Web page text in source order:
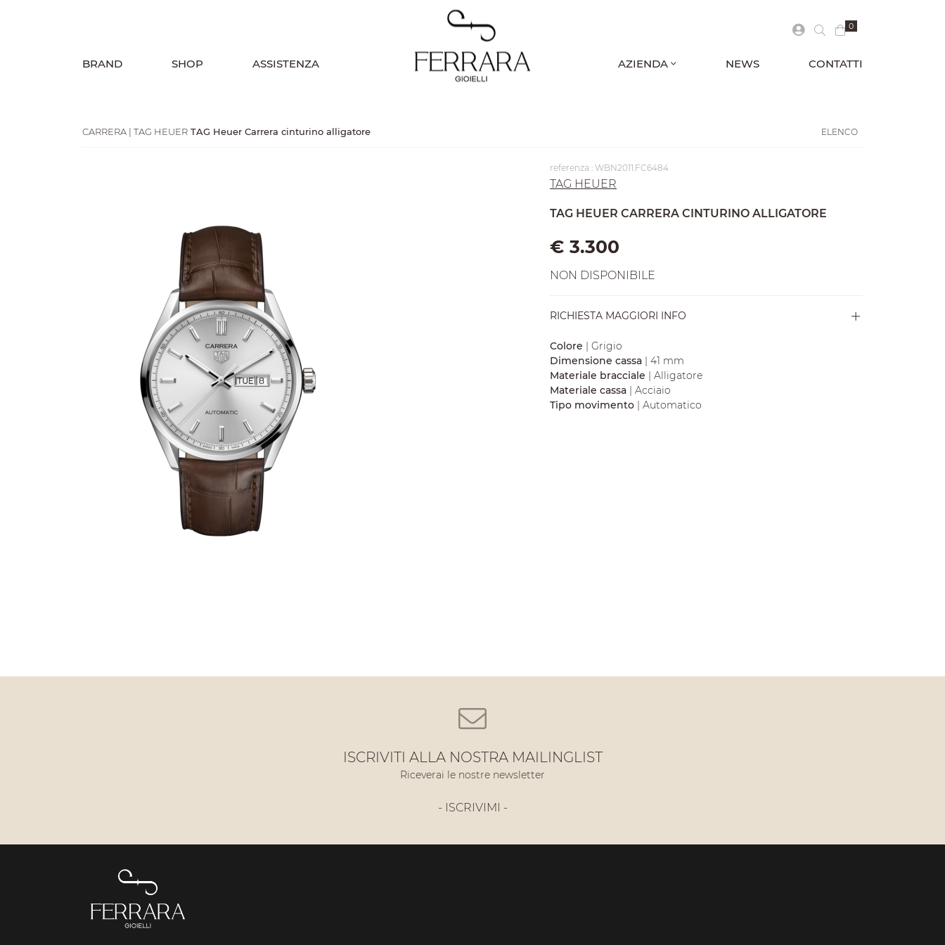
BRAND SHOP ASSISTENZA AZIENDA NEWS CONTATTI
0
CARRERA | TAG HEUER TAG Heuer Carrera cinturino alligatore ELENCO
referenza : WBN2011.FC6484
TAG HEUER
TAG HEUER CARRERA CINTURINO ALLIGATORE
€ 3.300
NON DISPONIBILE
RICHIESTA MAGGIORI INFO
Colore | Grigio
Dimensione cassa | 41 mm
Materiale bracciale | Alligatore
Materiale cassa | Acciaio
Tipo movimento | Automatico
ISCRIVITI ALLA NOSTRA MAILINGLIST
Riceverai le nostre newsletter
- ISCRIVIMI -